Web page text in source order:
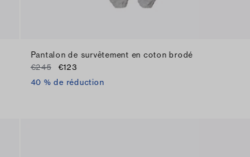
Pantalon de survêtement en coton brodé
€245
€123
40 % de réduction